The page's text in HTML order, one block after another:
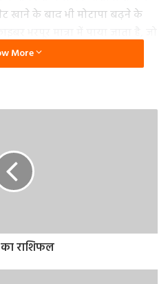
खाने के बाद भी मोटापा बढ़ने के
करता है। नियमित रूप से एक
रूप से परिणाम दिखने लगता है।
बनाएं। इसके नियमित सेवन से
में कई किलो वजन कम कर सकते हैं।
प्रोटीन पाया जाता है। लेकिन इसमें
More
का राशिफल